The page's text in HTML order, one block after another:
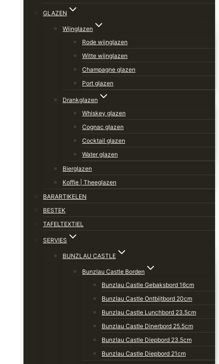
GLAZEN
Wijnglazen
Rode wijnglazen
Witte wijnglazen
Champagne glazen
Port glazen
Drankglazen
Whiskey glazen
Cognac glazen
Cocktail glazen
Water glazen
Bierglazen
Koffie | Theeglazen
BARARTIKELEN
BESTEK
TAFELTEXTIEL
SERVIES
BUNZLAU CASTLE
Bunzlau Castle Borden
Bunzlau Castle Gebaksbord 16cm
Bunzlau Castle Ontbijtbord 20cm
Bunzlau Castle Lunchbord 23.5cm
Bunzlau Castle Dinerbord 25.5cm
Bunzlau Castle Diepbord 23.5cm
Bunzlau Castle Diepbord 21cm